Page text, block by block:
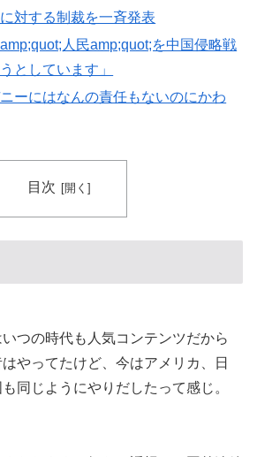
「NPBでは面白さが必須条件なの？」
すれば賠償を放棄する案を日本側に提
る＝韓国の反応
に田中マー君が高野連の「七回制」導
ーム球場でやれ
反則だろ…」 世界の『日本びいき』に
結果」「この2人は合体してくれ」
んなは普段からタコを食べてるの？」
が世界をメロメロに
対する制裁を一斉発表
人民amp;quot;を中国侵略戦
としています」
ーにはなんの責任もないのにかわ
目次
つの時代も人気コンテンツだから
やってたけど、今はアメリカ、日
同じようにやりだしたって感じ。